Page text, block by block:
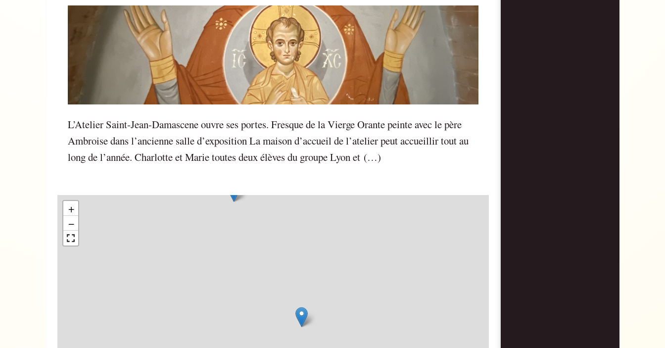
L’Atelier Saint-Jean-Damascene ouvre ses portes. Fresque de la Vierge Orante peinte avec le père
Ambroise dans l’ancienne salle d’exposition La maison d’accueil de l’atelier peut accueillir tout au
long de l’année. Charlotte et Marie toutes deux élèves du groupe Lyon et (…)
+
−